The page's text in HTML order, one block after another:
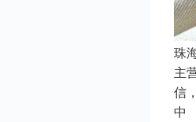
珠
主
信
中